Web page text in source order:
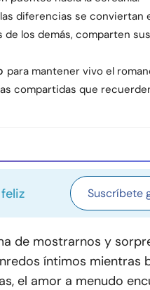
diferencias se conviertan
los demás, comparten
para mantener vivo el
compartidas que
Suscríbete
de mostrarnos y
íntimos mientras
el amor a menudo